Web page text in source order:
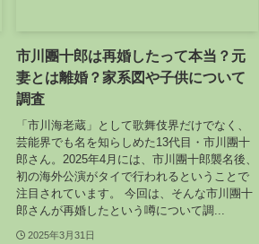
市川團十郎は再婚したって本当？元
妻とは離婚？家系図や子供について
調査
「市川海老蔵」として歌舞伎界だけでなく、
芸能界でも名を知らしめた13代目・市川團十
郎さん。2025年4月には、市川團十郎襲名後、
初の海外公演がタイで行われるということで
注目されています。 今回は、そんな市川團十
郎さんが再婚したという噂について調...
2025年3月31日